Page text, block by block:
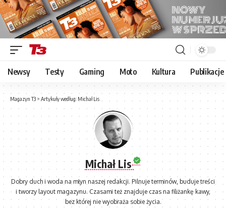
Newsy Testy Gaming Moto Kultura Publikacje
Magazyn T3 > Artykuły według: Michał Lis
Michał Lis
Dobry duch i woda na młyn naszej redakcji. Pilnuje terminów, buduje treści
i tworzy layout magazynu. Czasami też znajduje czas na filiżankę kawy,
bez której nie wyobraża sobie życia.